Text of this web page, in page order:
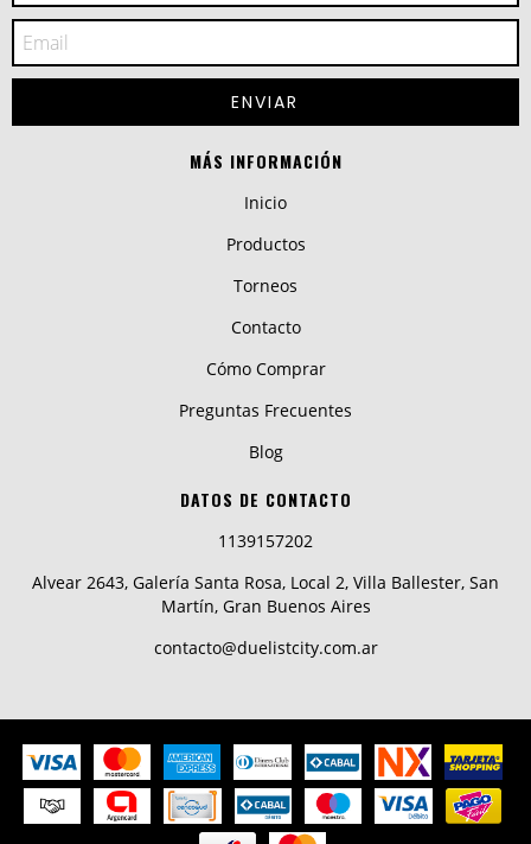
MÁS INFORMACIÓN
Inicio
Productos
Torneos
Contacto
Cómo Comprar
Preguntas Frecuentes
Blog
DATOS DE CONTACTO
1139157202
Alvear 2643, Galería Santa Rosa, Local 2, Villa Ballester, San
Martín, Gran Buenos Aires
contacto@duelistcity.com.ar